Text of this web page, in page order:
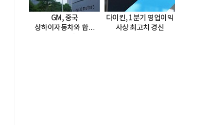
GM, 중국
상하이자동차와 합작
다이킨, 1분기 영업이익
사상 최고치 경신